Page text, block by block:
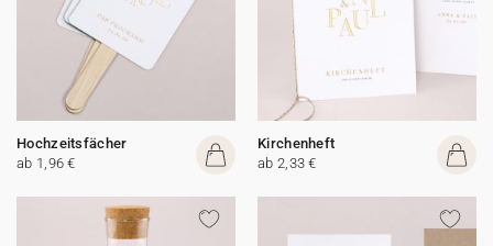
Hochzeitsfächer
ab 1,96 €
Kirchenheft
ab 2,33 €